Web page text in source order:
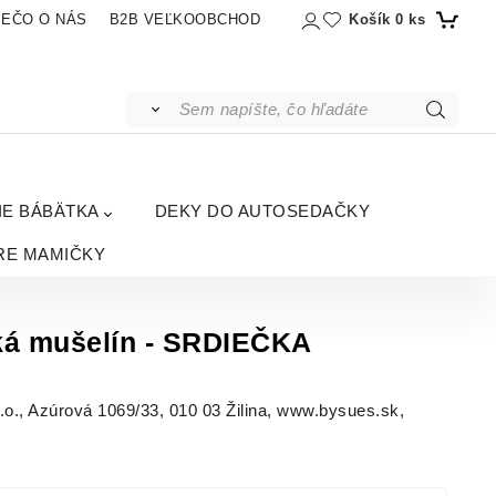
O NÁS B2B VEĽKOOBCHOD Košík 0 ks
BÁBÄTKA DEKY DO AUTOSEDAČKY
MAMIČKY
mušelín - SRDIEČKA
Azúrová 1069/33, 010 03 Žilina, www.bysues.sk,